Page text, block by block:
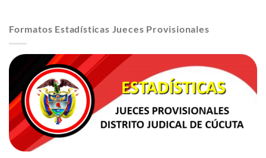
Formatos Estadísticas Jueces Provisionales